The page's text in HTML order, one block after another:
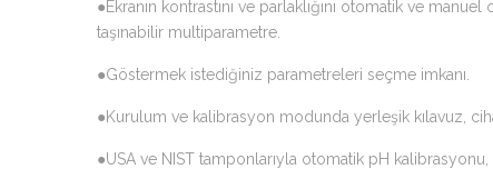
●Ekranın kontrastını ve parlaklığını otomatik ve
taşınabilir multiparametre.
●Göstermek istediğiniz parametreleri seçme imkanı.
●Kurulum ve kalibrasyon modunda yerleşik kılavuz,
●USA ve NIST tamponlarıyla otomatik pH kalibrasyonu,